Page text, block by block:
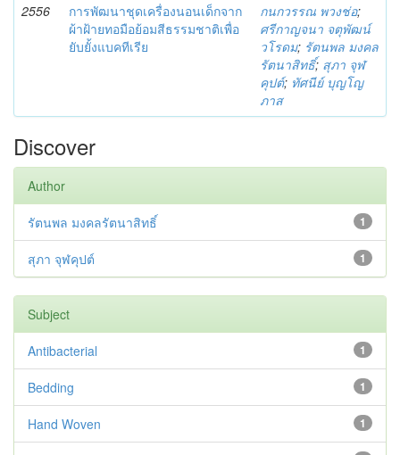
2556
การพัฒนาชุดเครื่องนอนเด็กจาก
ผ้าฝ้ายทอมือย้อมสีธรรมชาติเพื่อ
ยับยั้งแบคทีเรีย
กนกวรรณ พวงช่อ;
ศรีกาญจนา จตุพัฒน์
วโรดม; รัตนพล มงคล
รัตนาสิทธิ์; สุภา จุฬ
คุปต์; ทัศนีย์ บุญโญ
ภาส
Discover
Author
1
รัตนพล มงคลรัตนาสิทธิ์
1
สุภา จุฬคุปต์
Subject
1
Antibacterial
1
Bedding
1
Hand Woven